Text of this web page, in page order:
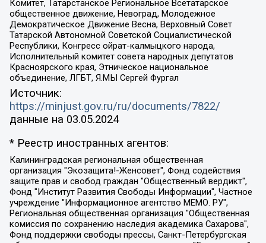
Комитет, Татарстанское Региональное Всетатарское
общественное движение, Невоград, Молодежное
Демократическое Движение Весна, Верховный Совет
Татарской Автономной Советской Социалистической
Республики, Конгресс ойрат-калмыцкого народа,
Исполнительный комитет совета народных депутатов
Красноярского края, Этническое национальное
объединение, ЛГБТ, Я.МЫ Сергей Фургал
Источник:
https://minjust.gov.ru/ru/documents/7822/
данные на 03.05.2024
* Реестр иностранных агентов:
Калининградская региональная общественная организация "Экозащита!-Женсовет", Фонд содействия защите прав и свобод граждан "Общественный вердикт", Фонд "Институт Развития Свободы Информации", Частное учреждение "Информационное агентство МЕМО. РУ", Региональная общественная организация "Общественная комиссия по сохранению наследия академика Сахарова", Фонд поддержки свободы прессы, Санкт-Петербургская общественная правозащитная организация "Гражданский контроль", Межрегиональная общественная организация "Информационно-просветительский центр "Мемориал", Региональный Фонд "Центр Защиты Прав Средств Массовой Информации", с 05.12.2023 Фонд "Центр Защиты Прав Средств массовой информации", Региональная общественная благотворительная организация помощи беженцам и мигрантам "Гражданское содействие", Негосударственное образовательное учреждение дополнительного профессионального образования (повышение квалификации) специалистов "АКАДЕМИЯ ПО ПРАВАМ ЧЕЛОВЕКА", Свердловская региональная общественная организация "Сутяжник", Автономная некоммерческая организация "Центр независимых социологических исследований", Союз общественных объединений "Российский исследовательский центр по правам человека", Региональное общественное учреждение научно-информационный центр "МЕМОРИАЛ", Некоммерческая организация "Фонд защиты гласности", Автономная некоммерческая организация "Институт прав человека", Городская общественная организация "Екатеринбургское общество "МЕМОРИАЛ", Городская общественная организация "Рязанское историко-просветительское и правозащитное общество "Мемориал" (Рязанский Мемориал), Челябинский региональный орган общественной самодеятельности – женское общественное объединение "Женщины Евразии", Челябинский региональный орган общественной самодеятельности "Уральская правозащитная группа", Фонд содействия защите здоровья и социальной справедливости имени Андрея Рылькова, Автономная Некоммерческая Организация "Аналитический Центр Юрия Левады", Автономная некоммерческая организация социальной поддержки населения "Проект Апрель", Региональная общественная организация помощи женщинам и детям, находящимся в кризисной ситуации "Информационно-методический центр "Анна", Фонд содействия развитию массовых коммуникаций и правовому просвещению "Так-так-Так", Фонд содействия устойчивому развитию "Серебряная тайга", Свердловский региональный общественный фонд социальных проектов "Новое время", "Idel.Реалии", Кавказ.Реалии, Крым.Реалии, Телеканал Настоящее Время, Татаро-башкирская служба Радио Свобода (Azatliq Radiosi), Радио Свободная Европа/Радио Свобода (PCE/PC), "Сибирь.Реалии", "Фактограф", Благотворительный фонд помощи осужденным и их семьям, Автономная некоммерческая организация "Институт глобализации и социальных движений", Фонд "В защиту прав заключенных", Частное учреждение "Центр поддержки и содействия развитию средств массовой информации", Пензенский региональный общественный благотворительный фонд "Гражданский союз", "Север.Реалии", Некоммерческая организация Фонд "Правовая инициатива", Общество с ограниченной ответственностью "Радио Свободная Европа/Радио Свобода", Чешское информационное агентство "MEDIUM-ORIENT", Красноярская региональная общественная организация "Мы против СПИДа", Камалягин Денис Николаевич, Маркелов Сергей Евгеньевич, Пономарев Лев Александрович, Савицкая Людмила Алексеевна, Автономная некоммерческая организация "Центр по работе с проблемой насилия "НАСИЛИЮ.НЕТ", Межрегиональный профессиональный союз работников здравоохранения "Альянс врачей", Юридическое лицо, зарегистрированное в Латвийской Республике, SIA "Medusa Project" (регистрационный номер 40103797863, дата регистрации 10.06.2014), Некоммерческая организация "Фонд по борьбе с коррупцией", Автономная некоммерческая организация "Институт права и публичной политики", Баданин Роман Сергеевич, Гликин Максим Александрович, Железнова Мария Михайловна, Лукьянова Юлия Сергеевна, Маетная Елизавета Витальевна, Маняхин Петр Борисович, Чуракова Ольга Владимировна, Ярош Юлия Петровна, Юридическое лицо "The Insider SIA", зарегистрированное в Риге, Латвийская Республика (дата регистрации 26.06.2015), являющееся администратором доменного имени интернет-издания "The Insider SIA", https://theins.ru, Постернак Алексей Евгеньевич, Рубин Михаил Аркадьевич, Анин Роман Александрович, Юридическое лицо Istories fonds, зарегистрированное в Латвийской Республике (регистрационный номер 50008295751, дата регистрации 24.02.2020), Великовский Дмитрий Александрович, Долинина Ирина Николаевна, Мароховская Алеся Алексеевна, Шлейнов Роман Юрьевич, Шмагун Олеся Валентиновна, Общество с ограниченной ответственностью "Альтаир 2021", Общество с ограниченной ответственностью "Вега 2021", Общество с ограниченной ответственностью "Главный редактор 2021", Общество с ограниченной ответственностью "Ромашки монолит", Важенков Артем Валерьевич, Ивановская областная общественная организация "Центр гендерных исследований", Гурман Юрий Альбертович, Медиапроект "ОВД-Инфо", Егоров Владимир Владимирович, Жилинский Владимир Александрович, Общество с ограниченной ответственностью "ЗП", Иванова София Юрьевна, Карезина Инна Павловна, Кильтау Екатерина Викторовна, Петров Алексей Викторович, Пискунов Сергей Евгеньевич, Смирнов Сергей Сергеевич, Тихонов Михаил Сергеевич, Общество с ограниченной ответственностью "ЖУРНАЛИСТ-ИНОСТРАННЫЙ АГЕНТ", Арапова Галина Юрьевна, Вольтская Татьяна Анатольевна, Американская компания "Mason G.E.S. Anonymous Foundation" (США), являющаяся владельцем интернет-издания https://mnews.world/, Компания "Stichting Bellingcat", зарегистрированная в Нидерландах (дата регистрации 11.07.2018), Захаров Андрей Вячеславович, Клепиковская Екатерина Дмитриевна, Общество с ограниченной ответственностью "МЕМО", Перл Роман Александрович, Симонов Евгений Алексеевич, Соловьева Елена Анатольевна, Сотников Даниил Владимирович, Сурначева Елизавета Дмитриевна, Автономная некоммерческая организация по защите прав человека и информированию населения "Якутия – Наше Мнение", Общество с ограниченной ответственностью "Москоу диджитал медиа", с 26.01.2023 Общество с ограниченной ответственностью "Чайка Белые сады", Ветошкина Валерия Валерьевна, Заговора Максим Александрович, Межрегиональное общественное движение "Российская ЛГБТ - сеть", Оленичев Максим Владимирович, Павлов Иван Юрьевич, Скворцова Елена Сергеевна, Общество с ограниченной ответственностью "Как бы инагент", Кочетков Игорь Викторович, Общество с ограниченной ответственностью "Честные выборы", Еланчик Олег Александрович, Общество с ограниченной ответственностью "Нобелевский призыв", Гималова Регина Эмилевна, Григорьев Андрей Валерьевич, Григорьева Алина Александровна, Ассоциация по содействию защите прав призывников, альтернативнослужащих и военнослужащих "Правозащитная группа "Гражданин.Армия.Право", Хисамова Регина Фаритовна, Автономная некоммерческая организация по реализации социально-правовых программ "Лилит", Дальневосточное общественное движение "Маяк", Санкт-Петербургская ЛГБТ-инициативная группа "Выход", Инициативная группа ЛГБТ+ "Реверс", Алексеев Андрей Викторович, Бекбулатова Таисия Львовна, Беляев Иван Михайлович, Владыкина Елена Сергеевна, Гельман Марат Александрович, Никульшина Вероника Юрьевна, Толоконникова Надежда Андреевна, Шендерович Виктор Анатольевич, Общество с ограниченной ответственностью "Данное сообщение", Общество с ограниченной ответственностью Издательский дом "Новая глава", Айнбиндер Александра Александровна, Московский комьюнити-центр для ЛГБТ+инициатив, Благотворительный фонд развития филантропии, Deutsche Welle (Германия, Kurt-Schumacher-Strasse 3, 53113 Bonn), Борзунова Мария Михайловна, Воробьев Виктор Викторович, Голубева Анна Львовна, Константинова Алла Михайловна, Малкова Ирина Владимировна, Мурадов Мурад Абдулгалимович, Осетинская Елизавета Николаевна, Понасенков Евгений Николаевич, Ганапольский Матвей Юрьевич, Киселев Евгений Алексеевич, Борухович Ирина Григорьевна, Дремин Иван Тимофеевич, Дубровский Дмитрий Викторович, Красноярская региональная общественная организация поддержки и развития альтернативных образовательных технологий и межкультурных коммуникаций "ИНТЕРРА", Маяковская Екатерина Алексеевна, Фейгин Марк Захарович, Филимонов Андрей Викторович, Дзугкоева Регина Николаевна, Доброхотов Роман Александрович, Дудь Юрий Александрович, Елкин Сергей Владимирович, Кругликов Кирилл Игоревич, Сабунаева Мария Леонидовна, Семенов Алексей Владимирович, Шаинян Карен Багратович, Шульман Екатерина Михайловна, Асафьев Артур Валерьевич, Вахштайн Виктор Семенович, Венедиктов Алексей Алексеевич, Лушникова Екатерина Евгеньевна, Волков Леонид Михайлович, Невзоров Александр Глебович, Пархоменко Сергей Борисович, Сироткин Ярослав Николаевич, Кара-Мурза Владимир Владимирович, Баранова Наталья Владимировна, Гозман Леонид Яковлевич, Кагарлицкий Борис Юльевич, Климарев Михаил Валерьевич, Милов Владимир Станиславович, Автономная некоммерческая организация Краснодарский центр современного искусства "Типография", Моргенштерн Алишер Тагирович, Соболь Любовь Эдуардовна, Общество с ограниченной ответственностью "ЛИЗА НОРМ", Каспаров Гарри Кимович, Ходорковский Михаил Борисович, Общество с ограниченной ответственностью "Апрельские тезисы", Данилович Ирина Брониславовна, Кашин Олег Владимирович, Петров Николай Владимирович, Пивоваров Алексей Владимирович, Соколов Михаил Владимирович, Цветкова Юлия Владимировна, Чичваркин Евгений Александрович, Комитет против пыток/Команда против пыток, Общество с ограниченной ответственностью "Первый научный", Общество с ограниченной ответственностью "Вертолет и ко", Белоцерковская Вероника Борисовна, Кац Максим Евгеньевич, Лазарева Татьяна Юрьевна, Шаведдинов Руслан Табризович, Яшин Илья Валерьевич, Общество с ограниченной ответственностью "Иноагент ААВ", Алешковский Дмитрий Петрович, Альбац Евгения Марковна, Быков Дмитрий Львович, Галямина Юлия Евгеньевна, Лойко Сергей Леонидович, Мартынов Кирилл Константинович, Медведев Сергей Александрович, Крашенинников Федор Геннадиевич, Гордеева Катерина Вл